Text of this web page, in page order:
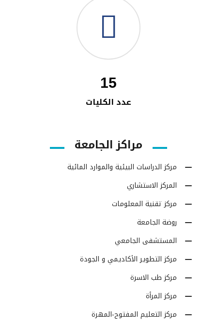
15
عدد الكليات
مراكز الجامعة
مركز الدراسات البيئية والموارد المائية
المركز الاستشاري
مركز تقنية المعلومات
روضة الجامعة
المستشفى الجامعي
مركز التطوير الأكاديمي و الجودة
مركز طب الاسرة
مركز المرأة
مركز التعليم المفتوح-المهرة